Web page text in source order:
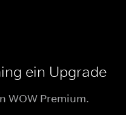
ein Upgrade
WOW Premium.